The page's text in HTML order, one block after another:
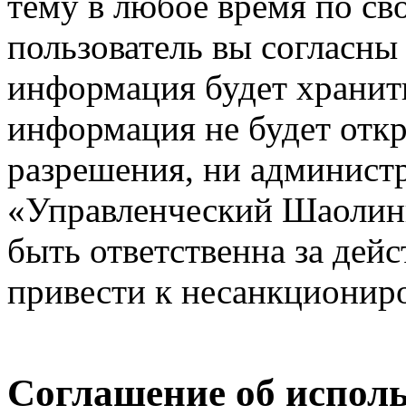
пользователь вы
информация будет
информация не будет
разрешения, ни
«Управленческий
быть ответственна за
привести к
Соглашение об